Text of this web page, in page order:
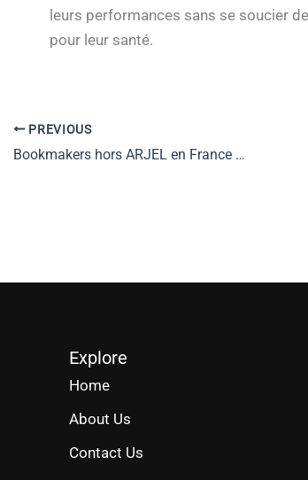
leurs performances sans se soucier
pour leur santé.
PREVIOUS
Bookmakers hors ARJEL en France fonctionnement.202 (2)
Explore
Home
About Us
Contact Us